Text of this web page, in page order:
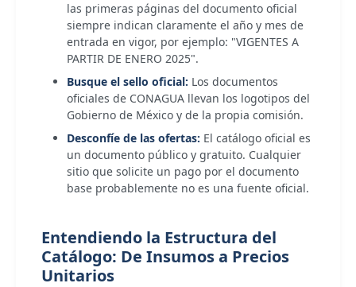
las primeras páginas del documento oficial
siempre indican claramente el año y mes de
entrada en vigor, por ejemplo: "VIGENTES A
PARTIR DE ENERO 2025".
Busque el sello oficial: Los documentos
oficiales de CONAGUA llevan los logotipos del
Gobierno de México y de la propia comisión.
Desconfíe de las ofertas: El catálogo oficial es
un documento público y gratuito. Cualquier
sitio que solicite un pago por el documento
base probablemente no es una fuente oficial.
Entendiendo la Estructura del
Catálogo: De Insumos a Precios
Unitarios